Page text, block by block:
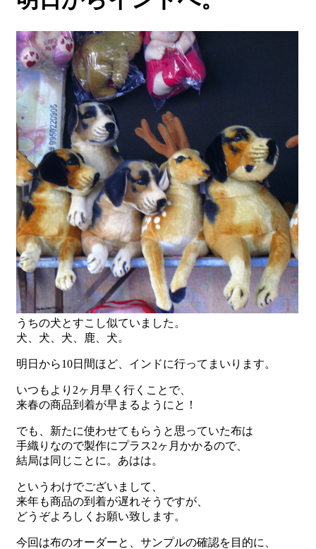
うちの犬とすこし似ていました。
犬、犬、犬、鹿、犬。
明日から10日間ほど、インドに行ってまいります。
いつもより2ヶ月早く行くことで、
来春の商品到着が早まるようにと！
でも、新たに使わせてもらうと思っていた布は
手織りなので製作にプラス2ヶ月かかるので、
結局は同じことに。あはは。
というわけでございまして、
来年も商品の到着が遅れそうですが、
どうぞよろしくお願い致します。
今回は布のオーダーと、サンプルの確認を目的に、